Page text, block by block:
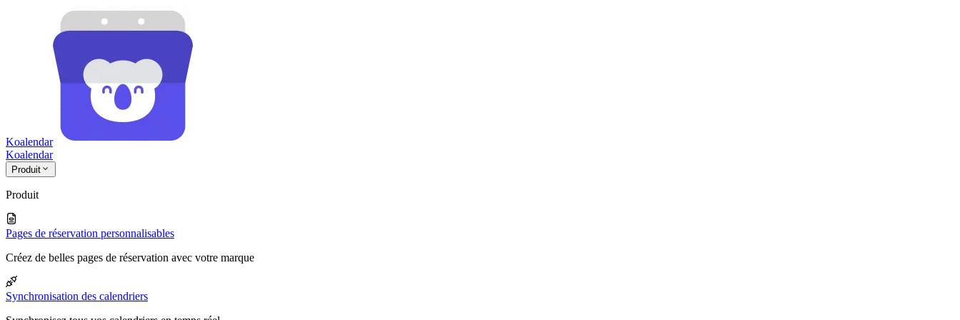
Koalendar
Koalendar
Produit
Produit
Pages de réservation personnalisables
Créez de belles pages de réservation avec votre marque
Synchronisation des calendriers